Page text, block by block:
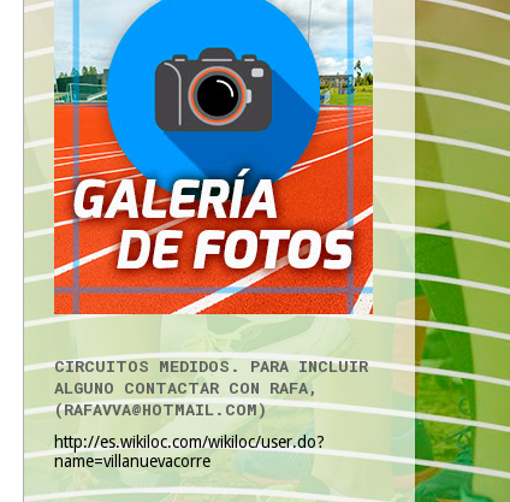
CIRCUITOS MEDIDOS. PARA INCLUIR
ALGUNO CONTACTAR CON RAFA,
(RAFAVVA@HOTMAIL.COM)
http://es.wikiloc.com/wikiloc/user.do?
name=villanuevacorre